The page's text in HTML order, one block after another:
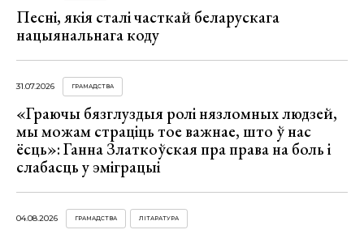
Песні, якія сталі часткай беларускага
нацыянальнага коду
31.07.2026 ГРАМАДСТВА
«Граючы бязглуздыя ролі нязломных людзей,
мы можам страціць тое важнае, што ў нас
ёсць»: Ганна Златкоўская пра права на боль і
слабасць у эміграцыі
04.08.2026 ГРАМАДСТВА ЛІТАРАТУРА